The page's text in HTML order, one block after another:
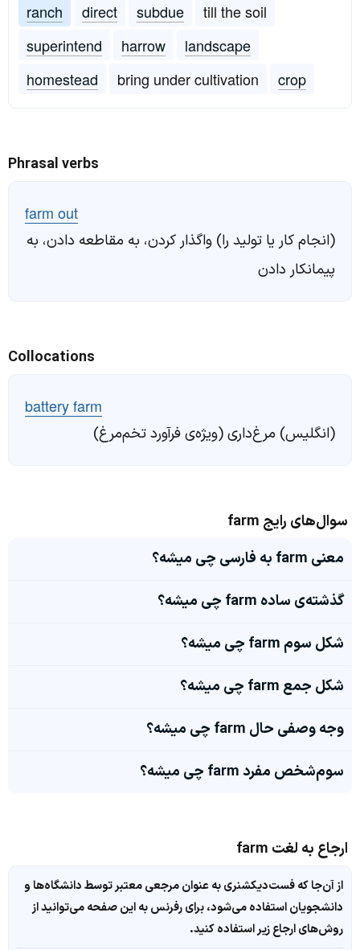
ranch direct subdue
till the soil
superintend
harrow
landscape
homestead
bring under cultivation crop
Phrasal verbs
farm out
(انجام کار یا تولید را) واگذار کردن، به مقاطعه دادن، به
پیمانکار دادن
Collocations
battery farm
(انگلیس) مرغ‌داری (ویژه‌ی فرآورد تخم‌مرغ)
سوال‌های رایج farm
معنی farm به فارسی چی میشه؟
گذشته‌ی ساده farm چی میشه؟
شکل سوم farm چی میشه؟
شکل جمع farm چی میشه؟
وجه وصفی حال farm چی میشه؟
سوم‌شخص مفرد farm چی میشه؟
ارجاع به لغت farm
از آن‌جا که فست‌دیکشنری به عنوان مرجعی معتبر توسط دانشگاه‌ها و
دانشجویان استفاده می‌شود، برای رفرنس به این صفحه می‌توانید از
روش‌های ارجاع زیر استفاده کنید.